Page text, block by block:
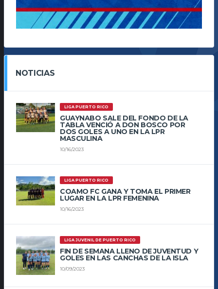
NOTICIAS
LIGA PUERTO RICO
GUAYNABO SALE DEL FONDO DE LA
TABLA VENCIÓ A DON BOSCO POR
DOS GOLES A UNO EN LA LPR
MASCULINA
10/16/2023
LIGA PUERTO RICO
COAMO FC GANA Y TOMA EL PRIMER
LUGAR EN LA LPR FEMENINA
10/16/2023
LIGA JUVENIL DE PUERTO RICO
FIN DE SEMANA LLENO DE JUVENTUD Y
GOLES EN LAS CANCHAS DE LA ISLA
10/09/2023